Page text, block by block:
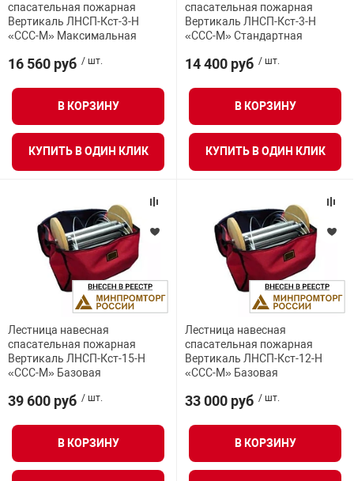
спасательная пожарная
Вертикаль ЛНСП-Кст-3-Н
«ССС-М» Максимальная
16 560 руб / шт.
В КОРЗИНУ
КУПИТЬ В ОДИН КЛИК
спасательная пожарная
Вертикаль ЛНСП-Кст-3-Н
«ССС-М» Стандартная
14 400 руб / шт.
В КОРЗИНУ
КУПИТЬ В ОДИН КЛИК
Лестница навесная
спасательная пожарная
Вертикаль ЛНСП-Кст-15-Н
«ССС-М» Базовая
39 600 руб / шт.
В КОРЗИНУ
Лестница навесная
спасательная пожарная
Вертикаль ЛНСП-Кст-12-Н
«ССС-М» Базовая
33 000 руб / шт.
В КОРЗИНУ